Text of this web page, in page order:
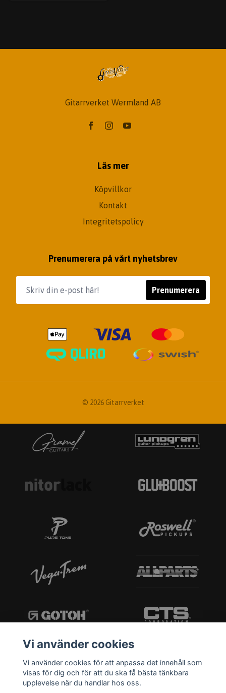
Gitarrverket Wermland AB
Läs mer
Köpvillkor
Kontakt
Integritetspolicy
Prenumerera på vårt nyhetsbrev
Prenumerera
© 2026 Gitarrverket
Vi använder cookies
Vi använder cookies för att anpassa det innehåll som
visas för dig och för att du ska få bästa tänkbara
upplevelse när du handlar hos oss.